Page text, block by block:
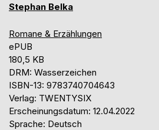
Stephan Belka
Romane & Erzählungen
ePUB
180,5 KB
DRM: Wasserzeichen
ISBN-13: 9783740704643
Verlag: TWENTYSIX
Erscheinungsdatum: 12.04.2022
Sprache: Deutsch